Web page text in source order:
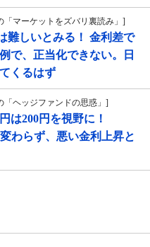
マーケットをズバリ裏読み」]
難しいとみる！ 金利差で
で、正当化できない。日
くるはず
ヘッジファンドの思惑」]
は200円を視野に！
わらず、悪い金利上昇と